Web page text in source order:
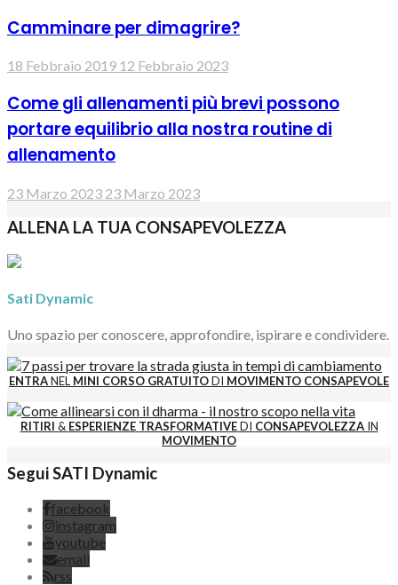
Camminare per dimagrire?
18 Febbraio 2019 12 Febbraio 2023
Come gli allenamenti più brevi possono
portare equilibrio alla nostra routine di
allenamento
23 Marzo 2023 23 Marzo 2023
ALLENA LA TUA CONSAPEVOLEZZA
Sati Dynamic
Uno spazio per conoscere, approfondire, ispirare e condividere.
ENTRANEL MINI CORSO GRATUITODI MOVIMENTO CONSAPEVOLE
RITIRI & ESPERIENZE TRASFORMATIVEDI CONSAPEVOLEZZAIN
MOVIMENTO
Segui SATI Dynamic
facebook
instagram
youtube
email
rss